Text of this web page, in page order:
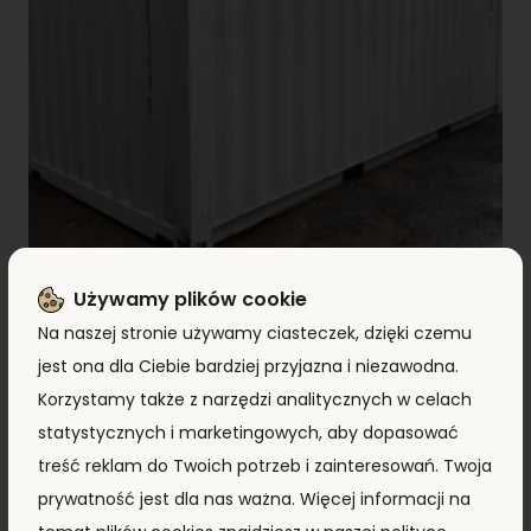
Kontener morski 6m (20’DC) DMRU2011919
7 490,00 zł
7 890,00
ZOBACZ PRODUKT
Używamy plików cookie
Na naszej stronie używamy ciasteczek, dzięki czemu
jest ona dla Ciebie bardziej przyjazna i niezawodna.
Korzystamy także z narzędzi analitycznych w celach
statystycznych i marketingowych, aby dopasować
treść reklam do Twoich potrzeb i zainteresowań. Twoja
prywatność jest dla nas ważna. Więcej informacji na